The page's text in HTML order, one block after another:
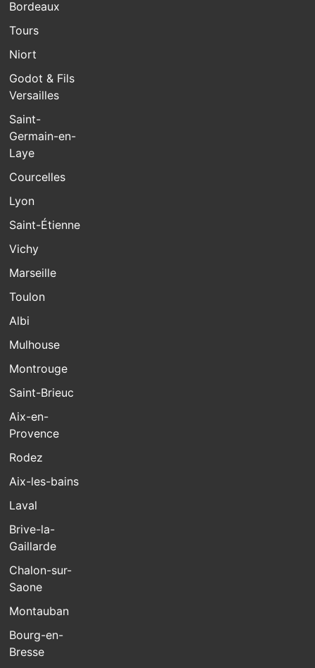
Bordeaux
Tours
Niort
Godot & Fils
Versailles
Saint-
Germain-en-
Laye
Courcelles
Lyon
Saint-Étienne
Vichy
Marseille
Toulon
Albi
Mulhouse
Montrouge
Saint-Brieuc
Aix-en-
Provence
Rodez
Aix-les-bains
Laval
Brive-la-
Gaillarde
Chalon-sur-
Saone
Montauban
Bourg-en-
Bresse